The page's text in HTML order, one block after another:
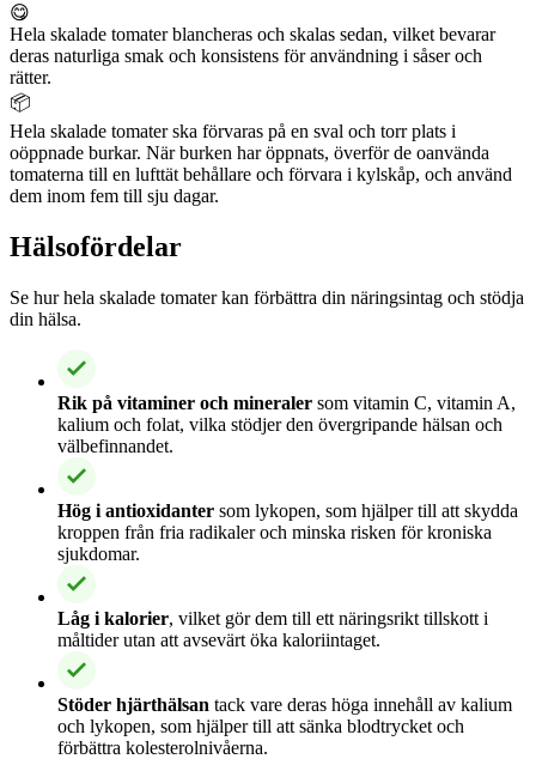
😋
Hela skalade tomater blancheras och skalas sedan, vilket bevarar
deras naturliga smak och konsistens för användning i såser och
rätter.
📦
Hela skalade tomater ska förvaras på en sval och torr plats i
oöppnade burkar. När burken har öppnats, överför de oanvända
tomaterna till en lufttät behållare och förvara i kylskåp, och använd
dem inom fem till sju dagar.
Hälsofördelar
Se hur hela skalade tomater kan förbättra din näringsintag och stödja
din hälsa.
Rik på vitaminer och mineraler som vitamin C, vitamin A,
kalium och folat, vilka stödjer den övergripande hälsan och
välbefinnandet.
Hög i antioxidanter som lykopen, som hjälper till att skydda
kroppen från fria radikaler och minska risken för kroniska
sjukdomar.
Låg i kalorier, vilket gör dem till ett näringsrikt tillskott i
måltider utan att avsevärt öka kaloriintaget.
Stöder hjärthälsan tack vare deras höga innehåll av kalium
och lykopen, som hjälper till att sänka blodtrycket och
förbättra kolesterolnivåerna.